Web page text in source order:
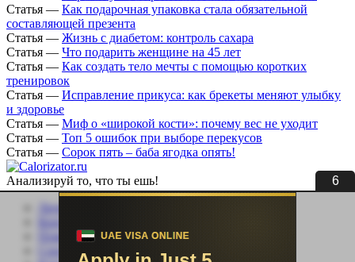
6
Статья — Как подарочная упаковка стала обязательной
составляющей презента
Статья — Жизнь с диабетом: контроль сахара
Статья — Что подарить женщине на 45 лет
Статья — Как создать тело мечты с помощью коротких
тренировок
Статья — Исправление прикуса: как брекеты меняют улыбку
и здоровье
Статья — Миф о «широкой кости»: почему вес не уходит
Статья — Топ 5 ошибок при выборе перекусов
Статья — Сорок пять – баба ягодка опять!
Анализируй то, что ты ешь!
Личный кабинет
Помощь сайту
Соцсети